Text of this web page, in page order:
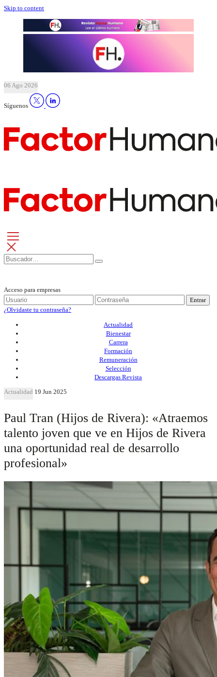
Skip to content
06 Ago 2026
Síguenos
Acceso para empresas
Entrar
¿Olvidaste tu contraseña?
Actualidad
Bienestar
Carrera
Formación
Remuneración
Selección
Descargas Revista
Actualidad 19 Jun 2025
Paul Tran (Hijos de Rivera): «Atraemos
talento joven que ve en Hijos de Rivera
una oportunidad real de desarrollo
profesional»